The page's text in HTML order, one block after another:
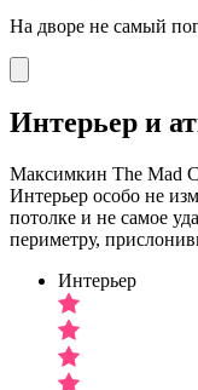
На дворе не самый
Интерьер и
Максимкин The Mad
Интерьер особо не
потолке и не самое
периметру,
Интерьер